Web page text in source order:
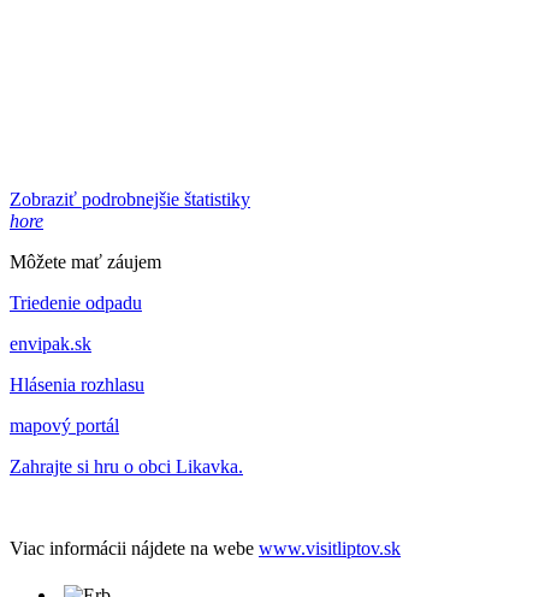
Zobraziť podrobnejšie štatistiky
hore
Môžete mať záujem
Triedenie odpadu
envipak.sk
Hlásenia rozhlasu
mapový portál
Zahrajte si hru o obci Likavka.
Viac informácii nájdete na webe www.visitliptov.sk